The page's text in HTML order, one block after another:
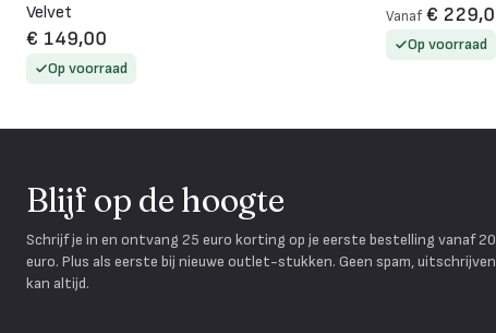
Velvet
€ 149,00
Op voorraad
Vanaf €
Op voorraad
Blijf op de hoogte
Schrijf je in en ontvang 25 euro korting op je eerste bestelling vanaf
euro. Plus als eerste bij nieuwe outlet-stukken. Geen spam, uitschrijven
kan altijd.